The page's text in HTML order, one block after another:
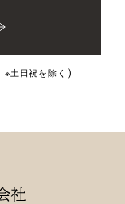
※土日祝を除く ）